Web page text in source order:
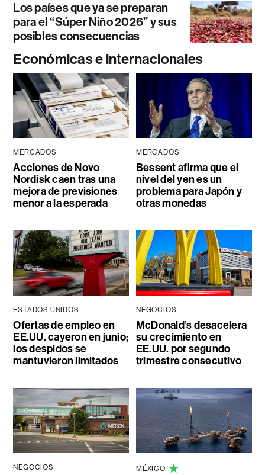
Los países que ya se preparan
para el “Súper Niño 2026” y sus
posibles consecuencias
Económicas e internacionales
MERCADOS
Acciones de Novo
Nordisk caen tras una
mejora de previsiones
menor a la esperada
MERCADOS
Bessent afirma que el
nivel del yen es un
problema para Japón y
otras monedas
ESTADOS UNIDOS
Ofertas de empleo en
EE.UU. cayeron en junio;
los despidos se
mantuvieron limitados
NEGOCIOS
McDonald’s desacelera
su crecimiento en
EE.UU. por segundo
trimestre consecutivo
NEGOCIOS MÉXICO